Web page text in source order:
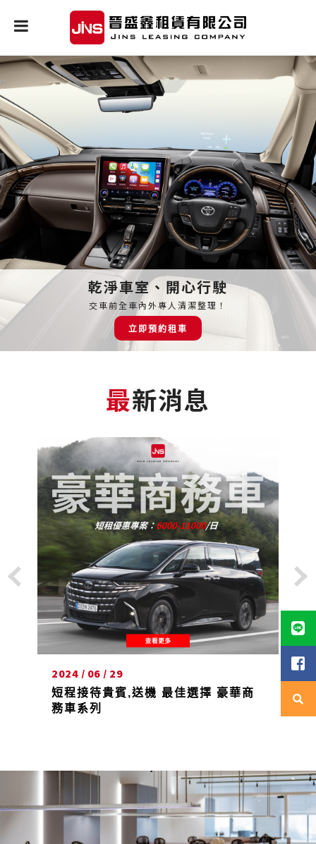
乾淨車室、開心行駛
交車前全車內外專人清潔整理！
立即預約租車
最新消息
2024 / 06 / 29
短程接待貴賓,送機 最佳選擇 豪華商
務車系列